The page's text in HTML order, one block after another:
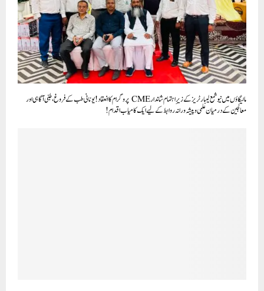
مالیگاؤں میں نیو شمع لیبارٹریز کے زیرِ اہتمام شاندار CME پروگرام کا انعقاد! یونانی طب کے فروغ، طبی آگاہی اور
معالجین کے درمیان علمی و پیشہ ورانہ روابط کے لیے ایک کامیاب اقدام!